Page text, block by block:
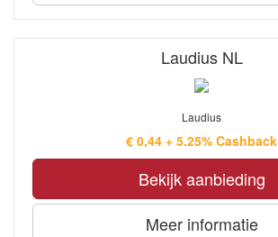
Laudius NL
Laudius
€ 0,44 + 5.25% Cashback
Bekijk aanbieding
Meer informatie